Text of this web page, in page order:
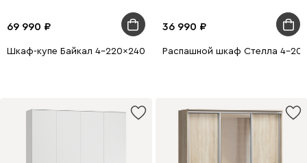
69 990
Шкаф-купе Байкал 4-220x240 Дуб Золотистый 2 зеркала
36 990
Распашной шкаф Стелла 4-